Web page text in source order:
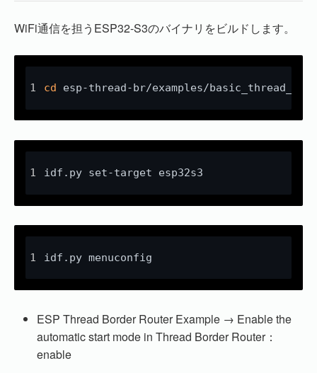
WiFi通信を担うESP32-S3のバイナリをビルドします。
cd esp-thread-br/examples/
idf.py set-target esp32s3
idf.py menuconfig
ESP Thread Border Router Example → Enable the
automatic start mode in Thread Border Router：
enable